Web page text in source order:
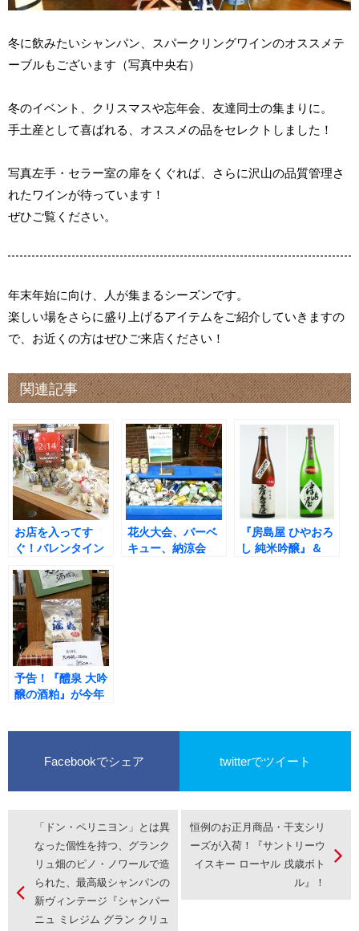
冬に飲みたいシャンパン、スパークリングワインのオススメテ
ーブルもございます（写真中央右）
冬のイベント、クリスマスや忘年会、友達同士の集まりに。
手土産として喜ばれる、オススメの品をセレクトしました！
写真左手・セラー室の扉をくぐれば、さらに沢山の品質管理さ
れたワインが待っています！
ぜひご覧ください。
年末年始に向け、人が集まるシーズンです。
楽しい場をさらに盛り上げるアイテムをご紹介していきますの
で、お近くの方はぜひご来店ください！
関連記事
お店を入ってす
ぐ！バレンタイン
います！
花火大会、バーベ
キュー、納涼会
『房島屋 ひやおろ
し 純米吟醸』＆
予告！『醴泉 大吟
醸の酒粕』が今年
Facebookでシェア twitterでツイート
「ドン・ペリニヨン」とは異
なった個性を持つ、グランク
リュ畑のピノ・ノワールで造
られた、最高級シャンパンの
新ヴィンテージ『シャンパー
ニュ ミレジム グラン クリュ
恒例のお正月商品・干支シリ
ーズが入荷！『サントリーウ
イスキー ローヤル 戌歳ボト
ル』！